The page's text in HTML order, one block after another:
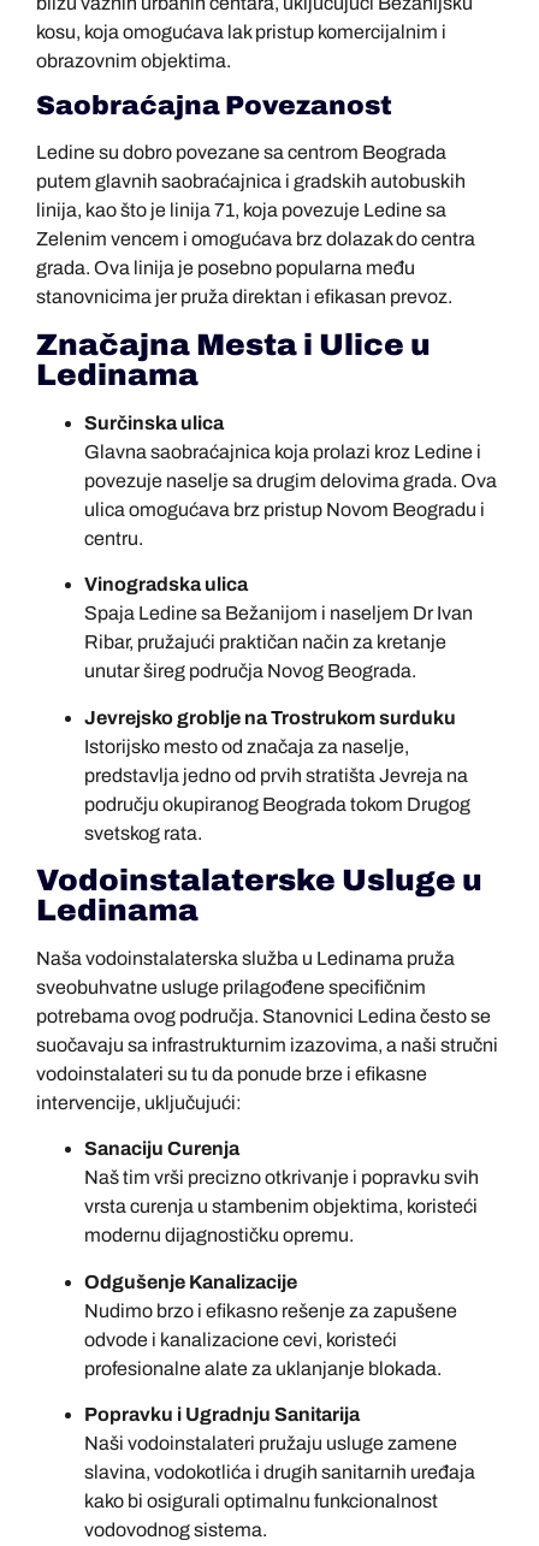
kosu, koja omogućava lak pristup komercijalnim i
obrazovnim objektima.
Saobraćajna Povezanost
Ledine su dobro povezane sa centrom Beograda
putem glavnih saobraćajnica i gradskih autobuskih
linija, kao što je linija 71, koja povezuje Ledine sa
Zelenim vencem i omogućava brz dolazak do centra
grada. Ova linija je posebno popularna među
stanovnicima jer pruža direktan i efikasan prevoz.
Značajna Mesta i Ulice u
Ledinama
Surčinska ulica
Glavna saobraćajnica koja prolazi kroz Ledine i
povezuje naselje sa drugim delovima grada. Ova
ulica omogućava brz pristup Novom Beogradu i
centru.
Vinogradska ulica
Spaja Ledine sa Bežanijom i naseljem Dr Ivan
Ribar, pružajući praktičan način za kretanje
unutar šireg područja Novog Beograda.
Jevrejsko groblje na Trostrukom surduku
Istorijsko mesto od značaja za naselje,
predstavlja jedno od prvih stratišta Jevreja na
području okupiranog Beograda tokom Drugog
svetskog rata.
Vodoinstalaterske Usluge u
Ledinama
Naša vodoinstalaterska služba u Ledinama pruža
sveobuhvatne usluge prilagođene specifičnim
potrebama ovog područja. Stanovnici Ledina često se
suočavaju sa infrastrukturnim izazovima, a naši stručni
vodoinstalateri su tu da ponude brze i efikasne
intervencije, uključujući:
Sanaciju Curenja
Naš tim vrši precizno otkrivanje i popravku svih
vrsta curenja u stambenim objektima, koristeći
modernu dijagnostičku opremu.
Odgušenje Kanalizacije
Nudimo brzo i efikasno rešenje za zapušene
odvode i kanalizacione cevi, koristeći
profesionalne alate za uklanjanje blokada.
Popravku i Ugradnju Sanitarija
Naši vodoinstalateri pružaju usluge zamene
slavina, vodokotlića i drugih sanitarnih uređaja
kako bi osigurali optimalnu funkcionalnost
vodovodnog sistema.